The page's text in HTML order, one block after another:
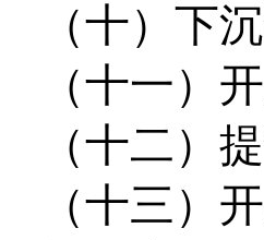
（十）下
（十一）
（十二）
（十三）